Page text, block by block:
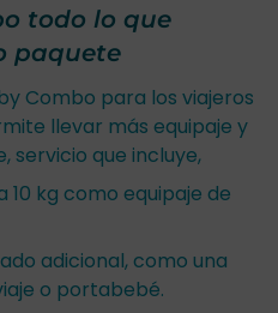
todo lo que
paquete
Combo para los viajeros
llevar más equipaje y
servicio que incluye,
kg como equipaje de
adicional, como una
o portabebé.